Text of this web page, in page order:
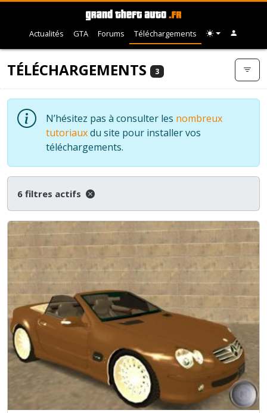
Actualités GTA Forums Téléchargements
TÉLÉCHARGEMENTS 3
N’hésitez pas à consulter les nombreux
tutoriauxdu site pour installer vos
téléchargements.
6 filtres actifs